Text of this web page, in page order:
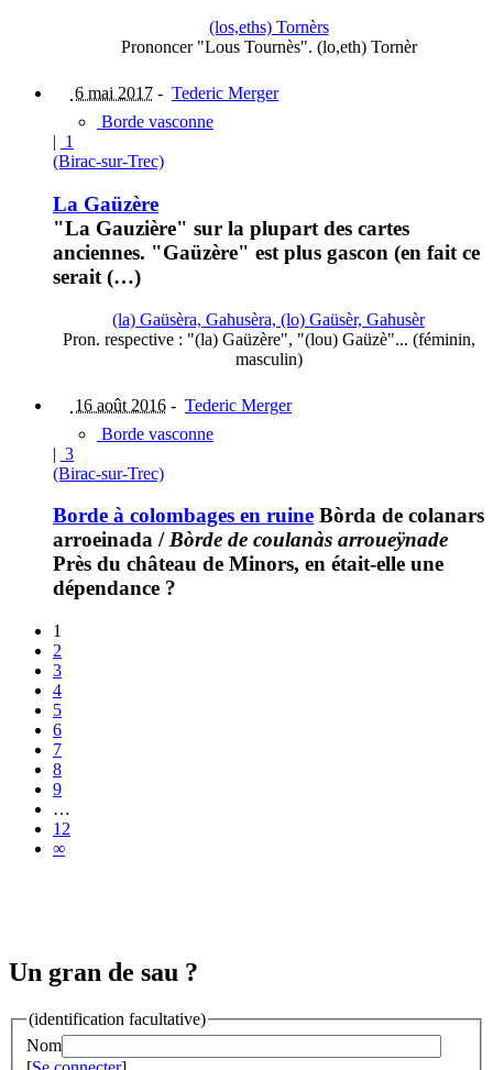
(los,eths) Tornèrs
Prononcer "Lous Tournès". (lo,eth) Tornèr
6 mai 2017 - Tederic Merger
Borde vasconne
| 1
(Birac-sur-Trec)
La Gaüzère
"La Gauzière" sur la plupart des cartes
anciennes. "Gaüzère" est plus gascon (en fait ce
serait (…)
(la) Gaüsèra, Gahusèra, (lo) Gaüsèr, Gahusèr
Pron. respective : "(la) Gaüzère", "(lou) Gaüzè"... (féminin,
masculin)
16 août 2016 - Tederic Merger
Borde vasconne
| 3
(Birac-sur-Trec)
Borde à colombages en ruine Bòrda de colanars
arroeinada /Bòrde de coulanàs arroueÿnade
Près du château de Minors, en était-elle une
dépendance ?
1
2
3
4
5
6
7
8
9
…
12
∞
Un gran de sau ?
(identification facultative)
Nom